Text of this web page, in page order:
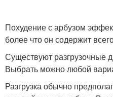
Похудение с арбузом
более что он содержит
Существуют разгрузочные
Выбрать можно любой
Разгрузка обычно